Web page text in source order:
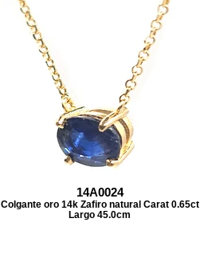
14A0024
Colgante oro 14k Zafiro natural Carat 0.65ct
Largo 45.0cm